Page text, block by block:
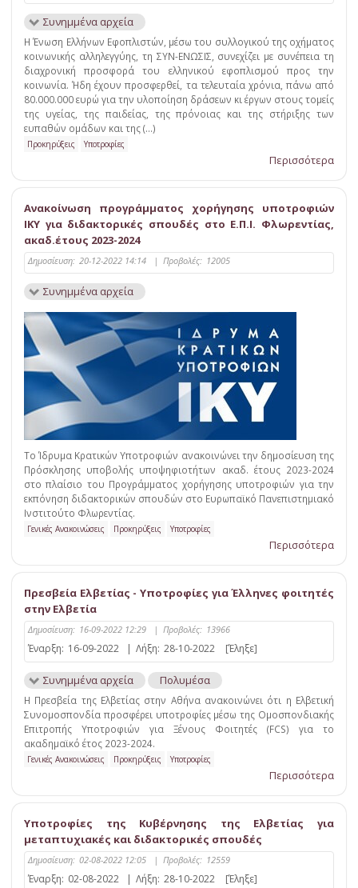
Συνημμένα αρχεία
Η Ένωση Ελλήνων Εφοπλιστών, μέσω του συλλογικού της οχήματος
κοινωνικής αλληλεγγύης, τη ΣΥΝ-ΕΝΩΣΙΣ, συνεχίζει με συνέπεια τη
διαχρονική προσφορά του ελληνικού εφοπλισμού προς την
κοινωνία. Ήδη έχουν προσφερθεί, τα τελευταία χρόνια, πάνω από
80.000.000 ευρώ για την υλοποίηση δράσεων κι έργων στους τομείς
της υγείας, της παιδείας, της πρόνοιας και της στήριξης των
ευπαθών ομάδων και της (...)
Προκηρύξεις Υποτροφίες
Περισσότερα
Ανακοίνωση προγράμματος χορήγησης υποτροφιών
ΙΚΥ για διδακτορικές σπουδές στο Ε.Π.Ι. Φλωρεντίας,
ακαδ.έτους 2023-2024
Δημοσίευση: 20-12-2022 14:14 | Προβολές: 12005
Συνημμένα αρχεία
Το Ίδρυμα Κρατικών Υποτροφιών ανακοινώνει την δημοσίευση της
Πρόσκλησης υποβολής υποψηφιοτήτων ακαδ. έτους 2023-2024
στο πλαίσιο του Προγράμματος χορήγησης υποτροφιών για την
εκπόνηση διδακτορικών σπουδών στο Ευρωπαϊκό Πανεπιστημιακό
Ινστιτούτο Φλωρεντίας.
Γενικές Ανακοινώσεις Προκηρύξεις Υποτροφίες
Περισσότερα
Πρεσβεία Ελβετίας - Υποτροφίες για Έλληνες φοιτητές
στην Ελβετία
Δημοσίευση: 16-09-2022 12:29 | Προβολές: 13966
Έναρξη: 16-09-2022 | Λήξη: 28-10-2022 [Έληξε]
Συνημμένα αρχεία Πολυμέσα
Η Πρεσβεία της Ελβετίας στην Αθήνα ανακοινώνει ότι η Ελβετική
Συνομοσπονδία προσφέρει υποτροφίες μέσω της Ομοσπονδιακής
Επιτροπής Υποτροφιών για Ξένους Φοιτητές (FCS) για το
ακαδημαϊκό έτος 2023-2024.
Γενικές Ανακοινώσεις Προκηρύξεις Υποτροφίες
Περισσότερα
Υποτροφίες της Κυβέρνησης της Ελβετίας για
μεταπτυχιακές και διδακτορικές σπουδές
Δημοσίευση: 02-08-2022 12:05 | Προβολές: 12559
Έναρξη: 02-08-2022 | Λήξη: 28-10-2022 [Έληξε]